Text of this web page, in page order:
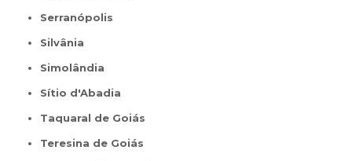
Serranópolis
Silvânia
Simolândia
Sítio d'Abadia
Taquaral de Goiás
Teresina de Goiás